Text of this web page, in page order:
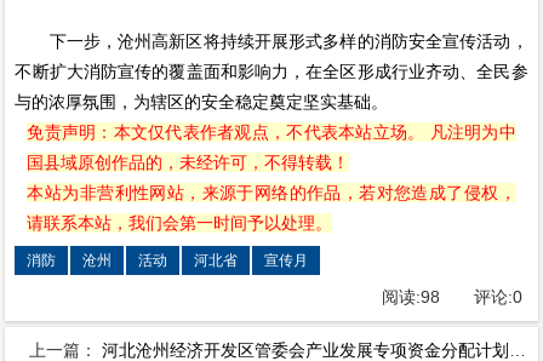
下一步，沧州高新区将持续开展形式多样的消防安全宣传活动，
不断扩大消防宣传的覆盖面和影响力，在全区形成行业齐动、全民参
与的浓厚氛围，为辖区的安全稳定奠定坚实基础。
免责声明：本文仅代表作者观点，不代表本站立场。 凡注明为中
国县域原创作品的，未经许可，不得转载！
本站为非营利性网站，来源于网络的作品，若对您造成了侵权，
请联系本站，我们会第一时间予以处理。
消防 沧州 活动 河北省 宣传月
阅读:98 评论:0
上一篇：河北沧州经济开发区管委会产业发展专项资金分配计划公示